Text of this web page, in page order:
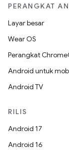
PERANGKAT
Layar besar
Wear OS
Perangkat
Android untuk
Android TV
RILIS
Android 17
Android 16